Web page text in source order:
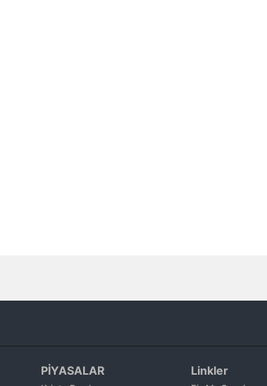
PİYASALAR Linkler